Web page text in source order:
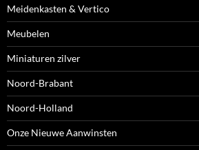
Meidenkasten & Vertico
Meubelen
Miniaturen zilver
Noord-Brabant
Noord-Holland
Onze Nieuwe Aanwinsten